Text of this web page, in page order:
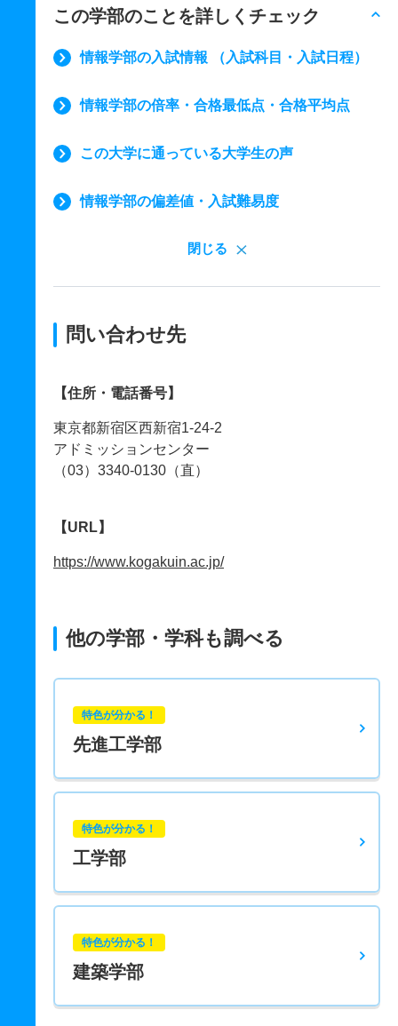
この学部のことを詳しくチェック
情報学部の入試情報 （入試科目・入試日程）
情報学部の倍率・合格最低点・合格平均点
この大学に通っている大学生の声
情報学部の偏差値・入試難易度
閉じる
問い合わせ先
【住所・電話番号】
東京都新宿区西新宿1-24-2
アドミッションセンター
（03）3340-0130（直）
【URL】
https://www.kogakuin.ac.jp/
他の学部・学科も調べる
特色が分かる！
先進工学部
特色が分かる！
工学部
特色が分かる！
建築学部